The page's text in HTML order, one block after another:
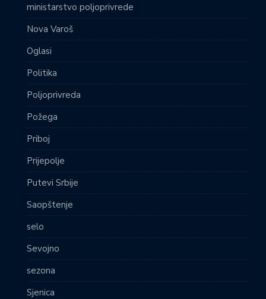
ministarstvo poljoprivrede
Nova Varoš
Oglasi
Politika
Poljoprivreda
Požega
Priboj
Prijepolje
Putevi Srbije
Saopštenje
selo
Sevojno
sezona
Sjenica